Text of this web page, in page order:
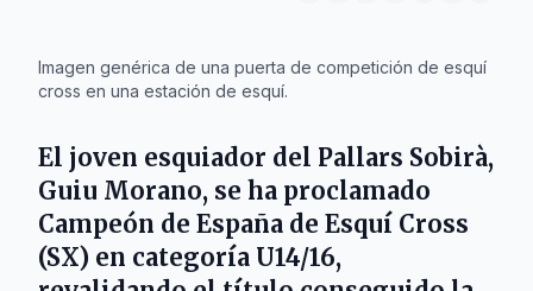
Imagen genérica de una puerta de competición de esquí
cross en una estación de esquí.
El joven esquiador del Pallars Sobirà,
Guiu Morano, se ha proclamado
Campeón de España de Esquí Cross
(SX) en categoría U14/16,